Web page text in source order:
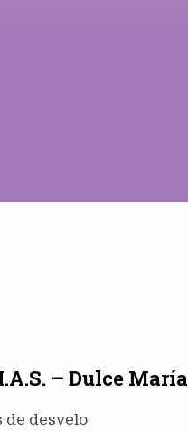
– Dulce María
de desvelo